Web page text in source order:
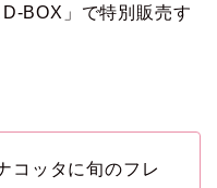
BOX」で特別販売す
コッタに旬のフレ